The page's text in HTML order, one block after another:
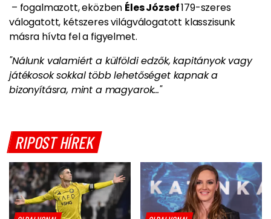
– fogalmazott, eközben Éles József179-szeres
válogatott, kétszeres világválogatott klasszisunk
másra hívta fel a figyelmet.
"Nálunk valamiért a külföldi edzők, kapitányok vagy
játékosok sokkal több lehetőséget kapnak a
bizonyításra, mint a magyarok..."
RIPOST HÍREK